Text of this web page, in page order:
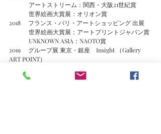
アートストリーム：関西・大阪21世紀賞
世界絵画大賞展：オリオン賞
2018　 フランス・パリ・アートショッピング 出展
世界絵画大賞展：アートプリントジャパン賞
UNKNOWN ASIA：NAOTO賞
2019　 グループ展 東京・銀座　Insight （Gallery
ART POINT）
SHIBUYA AWARDS 入選